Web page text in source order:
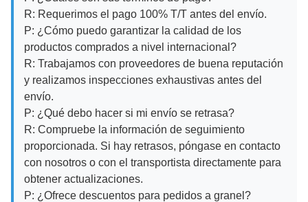
R: Requerimos el pago 100% T/T antes del envío.
P: ¿Cómo puedo garantizar la calidad de los
productos comprados a nivel internacional?
R: Trabajamos con proveedores de buena reputación
y realizamos inspecciones exhaustivas antes del
envío.
P: ¿Qué debo hacer si mi envío se retrasa?
R: Compruebe la información de seguimiento
proporcionada. Si hay retrasos, póngase en contacto
con nosotros o con el transportista directamente para
obtener actualizaciones.
P: ¿Ofrece descuentos para pedidos a granel?